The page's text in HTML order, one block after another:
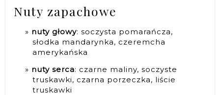
Nuty zapachowe
nuty głowy: soczysta pomarańcza,
słodka mandarynka, czeremcha
amerykańska
nuty serca: czarne maliny, soczyste
truskawki, czarna porzeczka, liście
truskawki